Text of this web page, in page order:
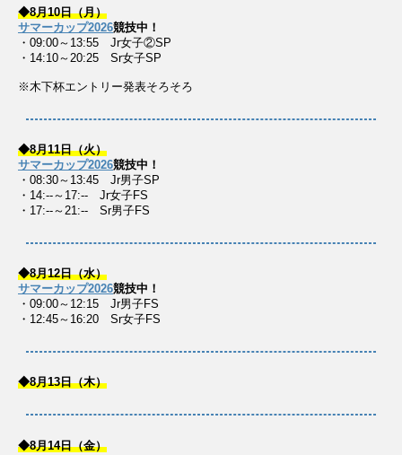
◆8月10日（月）
サマーカップ2026競技中！
・09:00～13:55 Jr女子②SP
・14:10～20:25 Sr女子SP
※木下杯エントリー発表そろそろ
◆8月11日（火）
サマーカップ2026競技中！
・08:30～13:45 Jr男子SP
・14:--～17:-- Jr女子FS
・17:--～21:-- Sr男子FS
◆8月12日（水）
サマーカップ2026競技中！
・09:00～12:15 Jr男子FS
・12:45～16:20 Sr女子FS
◆8月13日（木）
◆8月14日（金）